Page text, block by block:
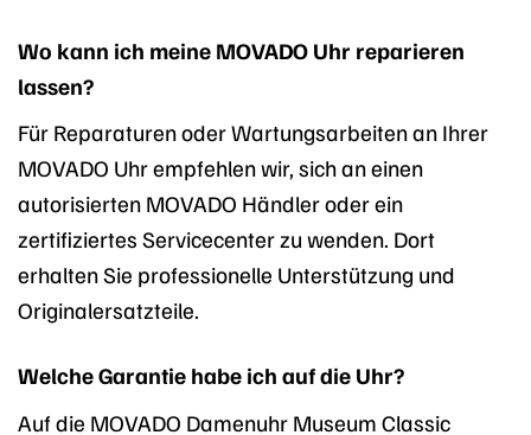
Wo kann ich meine MOVADO Uhr reparieren
lassen?
Für Reparaturen oder Wartungsarbeiten an Ihrer
MOVADO Uhr empfehlen wir, sich an einen
autorisierten MOVADO Händler oder ein
zertifiziertes Servicecenter zu wenden. Dort
erhalten Sie professionelle Unterstützung und
Originalersatzteile.
Welche Garantie habe ich auf die Uhr?
Auf die MOVADO Damenuhr Museum Classic